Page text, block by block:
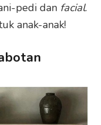
pedi dan facial.
anak-anak!